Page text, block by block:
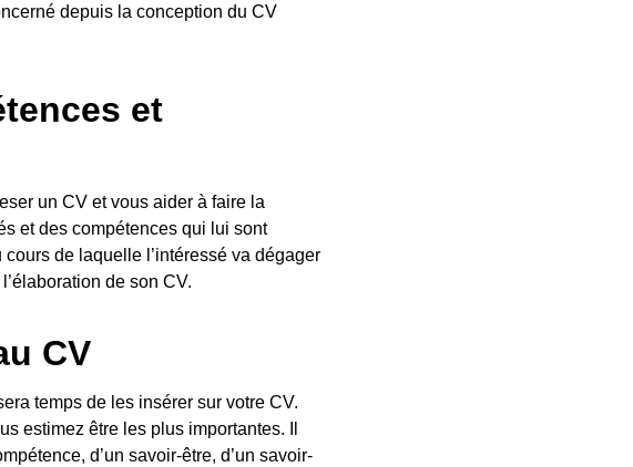
depuis la conception du CV
et
un CV et vous aider à faire la
et des compétences qui lui sont
de laquelle l’intéressé va dégager
de son CV.
CV
temps de les insérer sur votre CV.
estimez être les plus importantes. Il
d’un savoir-être, d’un savoir-